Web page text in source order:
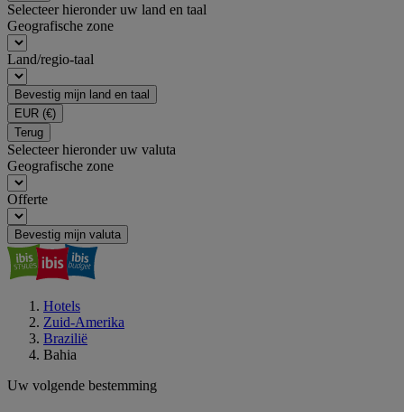
Selecteer hieronder uw land en taal
Geografische zone
Land/regio-taal
Bevestig mijn land en taal
EUR (€)
Terug
Selecteer hieronder uw valuta
Geografische zone
Offerte
Bevestig mijn valuta
Hotels
Zuid-Amerika
Brazilië
Bahia
Uw volgende bestemming